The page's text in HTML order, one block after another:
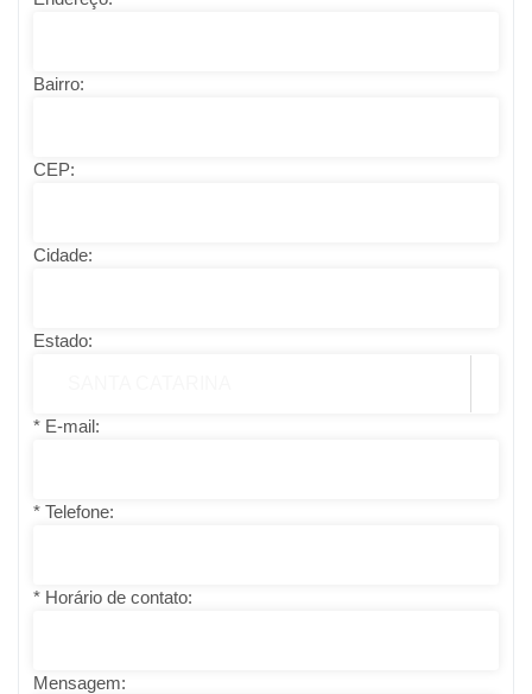
Bairro:
CEP:
Cidade:
Estado:
* E-mail:
* Telefone:
* Horário de contato:
Mensagem: